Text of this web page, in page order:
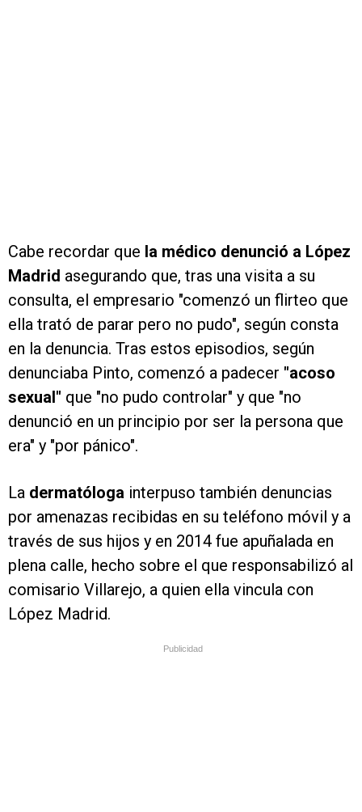
Cabe recordar que la médico denunció a López
Madrid asegurando que, tras una visita a su
consulta, el empresario "comenzó un flirteo que
ella trató de parar pero no pudo", según consta
en la denuncia. Tras estos episodios, según
denunciaba Pinto, comenzó a padecer "acoso
sexual" que "no pudo controlar" y que "no
denunció en un principio por ser la persona que
era" y "por pánico".
La dermatóloga interpuso también denuncias
por amenazas recibidas en su teléfono móvil y a
través de sus hijos y en 2014 fue apuñalada en
plena calle, hecho sobre el que responsabilizó al
comisario Villarejo, a quien ella vincula con
López Madrid.
Publicidad